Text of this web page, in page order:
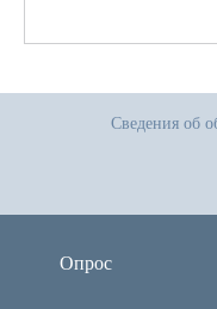
Сведения об
Опрос